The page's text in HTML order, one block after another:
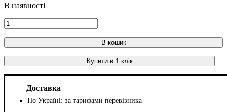
В кошик
Купити в 1 клік
Доставка
По Україні: за тарифами перевізника